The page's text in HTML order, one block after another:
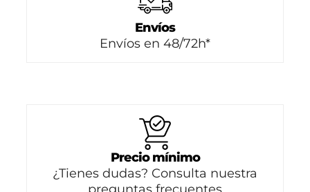
Envíos
Envíos en 48/72h*
Precio mínimo
¿Tienes dudas? Consulta nuestra